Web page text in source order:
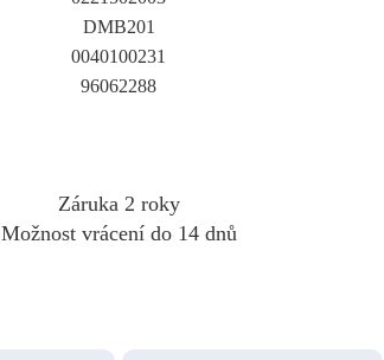
DMB201
0040100231
96062288
Záruka 2 roky
Možnost vrácení do 14 dnů